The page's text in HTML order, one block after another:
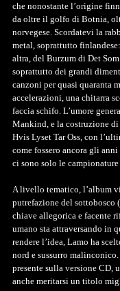
che nonostante l’origine
da oltre il golfo di Botnia,
norvegese. Scordatevi la
metal, soprattutto
altra, del Burzum di Det
soprattutto dei grandi
canzoni per quasi quaranta
accelerazioni, una chitarra
faccia schifo. L’umore
Mankind, e la costruzione
Hvis Lyset Tar Oss, con
come fossero ancora gli
ci sono solo le
A livello tematico, l’album
putrefazione del
chiave allegorica e facente
umano sta attraversando in
rendere l’idea, Lamo ha
nord e sussurro
presente sulla versione CD,
anche meritarsi un titolo